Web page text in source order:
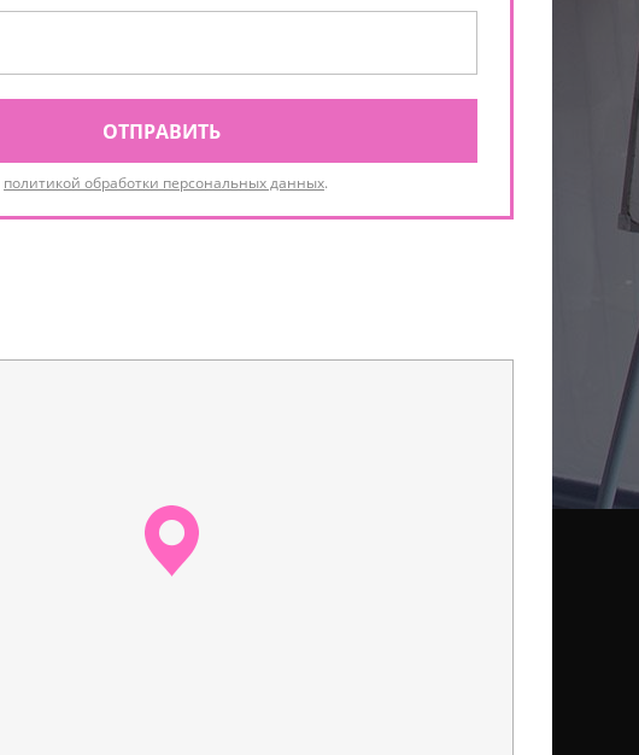
ОТПРАВИТЬ
политикой обработки персональных данных.